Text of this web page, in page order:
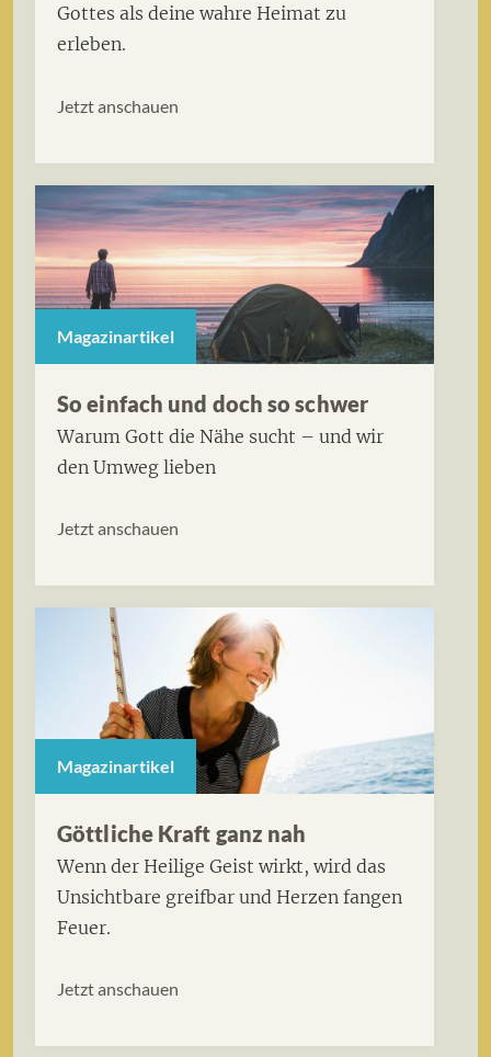
Gottes als deine wahre Heimat zu
erleben.
Jetzt anschauen
Magazinartikel
So einfach und doch so schwer
Warum Gott die Nähe sucht – und wir
den Umweg lieben
Jetzt anschauen
Magazinartikel
Göttliche Kraft ganz nah
Wenn der Heilige Geist wirkt, wird das
Unsichtbare greifbar und Herzen fangen
Feuer.
Jetzt anschauen